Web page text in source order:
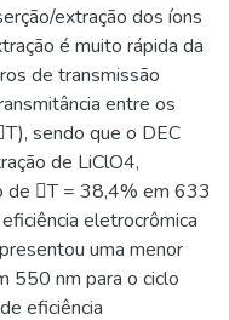
extração dos íons
é muito rápida da
de transmissão
entre os
sendo que o DEC
de LiClO4,
de T = 38,4% em 633
eletrocrômica
uma menor
550 nm para o ciclo
eficiência